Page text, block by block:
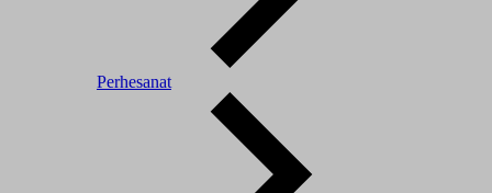
Perhesanat